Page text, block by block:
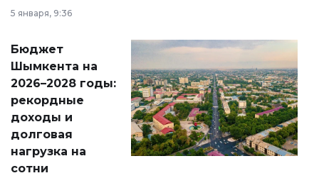
принести
народу
Венесуэлы.
5 января, 9:36
Бюджет
Шымкента на
2026–2028 годы:
рекордные
доходы и
долговая
нагрузка на
сотни